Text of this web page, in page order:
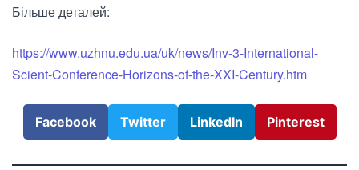
Більше деталей:
https://www.uzhnu.edu.ua/uk/news/Inv-3-International-
Scient-Conference-Horizons-of-the-XXI-Century.htm
Facebook Twitter LinkedIn Pinterest